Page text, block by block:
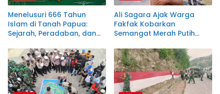
Menelusuri 666 Tahun
Islam di Tanah Papua:
Sejarah, Peradaban, dan
Batu
Ali Sagara Ajak Warga
Fakfak Kobarkan
Semangat Merah Putih
Bendera 1.200 Meter